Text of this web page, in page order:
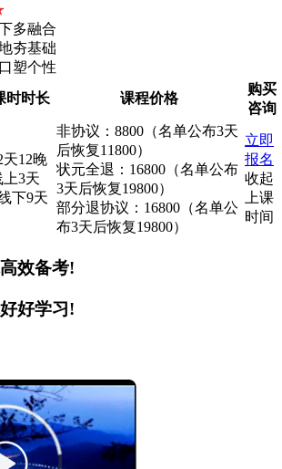
多融合
夯基础
塑个性
时时长 课程价格
购买
咨询
天12晚
上3天
下9天
非协议：8800（名单公布3天
后恢复11800）
状元全退：16800（名单公布
3天后恢复19800）
部分退协议：16800（名单公
布3天后恢复19800）
立即
报名
收起
上课
时间
效备考!
好学习!